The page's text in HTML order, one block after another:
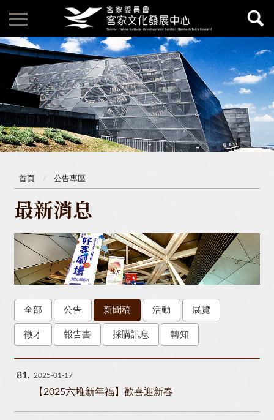
首頁 公告專區
最新消息
全部 公告 新聞稿 活動 展覽
徵才 報告書 採購訊息 轉知
81 2025-01-17
【2025六堆新年福】歡喜迎新春